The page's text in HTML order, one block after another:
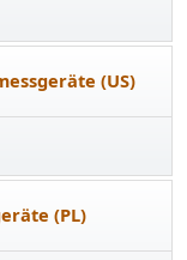
(US)
(PL)